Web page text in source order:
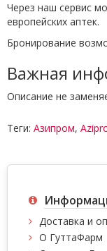
Через наш сервис
европейских аптек.
Бронирование
Важная
Описание не
Теги: Азипром,
Доставка и
О ГуттаФарм